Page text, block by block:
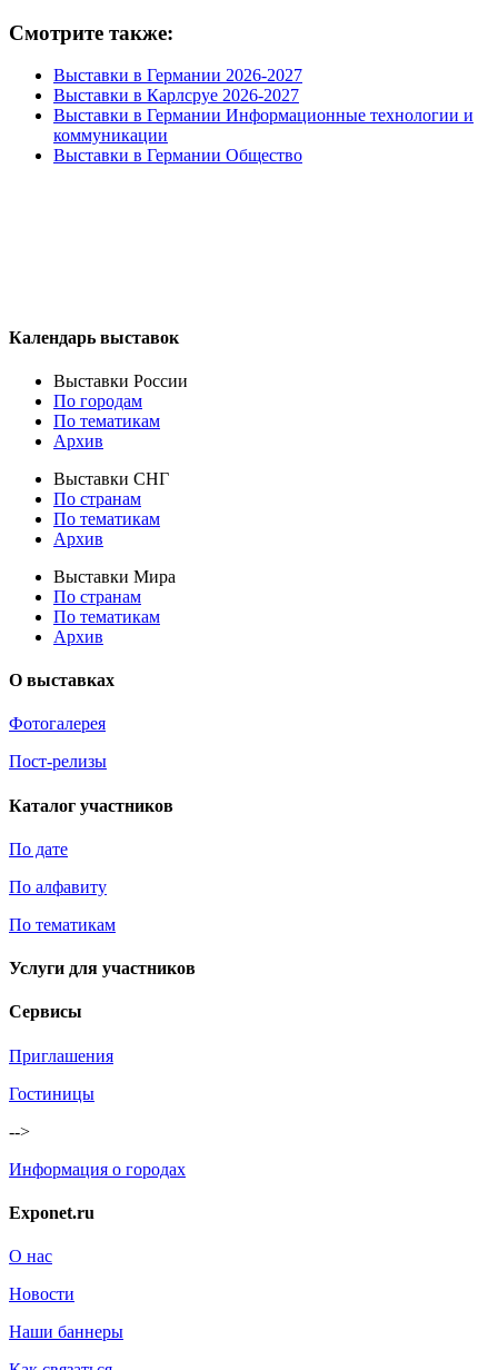
Смотрите также:
Выставки в Германии 2026-2027
Выставки в Карлсруе 2026-2027
Выставки в Германии Информационные технологии и
коммуникации
Выставки в Германии Общество
Календарь выставок
Выставки России
По городам
По тематикам
Архив
Выставки СНГ
По странам
По тематикам
Архив
Выставки Мира
По странам
По тематикам
Архив
О выставках
Фотогалерея
Пост-релизы
Каталог участников
По дате
По алфавиту
По тематикам
Услуги для участников
Сервисы
Приглашения
Гостиницы
-->
Информация о городах
Exponet.ru
О нас
Новости
Наши баннеры